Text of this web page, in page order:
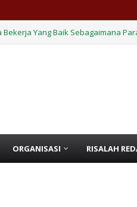
Bekerja Yang Baik Sebagaimana
ORGANISASI RISALAH